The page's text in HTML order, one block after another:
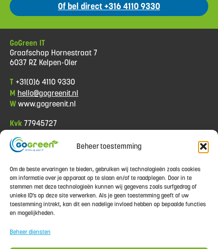
Beheer toestemming
Om de beste ervaringen te bieden, gebruiken wij technologieën zoals cookies
om informatie over je apparaat op te slaan en/of te raadplegen. Door in te
stemmen met deze technologieën kunnen wij gegevens zoals surfgedrag of
unieke ID's op deze site verwerken. Als je geen toestemming geeft of uw
toestemming intrekt, kan dit een nadelige invloed hebben op bepaalde functies
en mogelijkheden.
Beheer diensten
Of bel direct +316 4110 9330
GoGreen IT
Graafschap Hornestraat 7
6037 RZ Kelpen-Oler
T +31(0)6 4110 9330
M hello@gogreenit.nl
Wwww.gogreenit.nl
Kvk77945727
BtwNL8612.09.023.B.01
Informatie
Algemene voorwaarden
Privacy policy
Betaalmethoden
Contact
Garantie
Retourinformatie